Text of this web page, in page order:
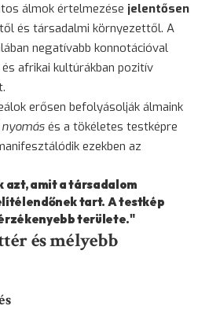
álmok értelmezése jelentősen
és társadalmi környezettől. A
negatívabb konnotációval
afrikai kultúrákban pozitív
erősen befolyásolják álmaink
és a tökéletes testképre
ezekben az
azt, amit a társadalom
tart. A testkép
területe."
és mélyebb